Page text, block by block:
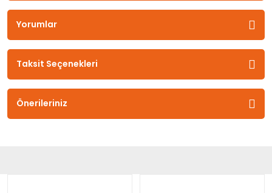
Yorumlar
Taksit Seçenekleri
Önerileriniz